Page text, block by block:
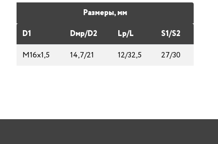
Размеры, мм
D1
Dмp/D2 Lp/L
S1/S2
М16х1,5
14,7/21 12/32,5 27/30